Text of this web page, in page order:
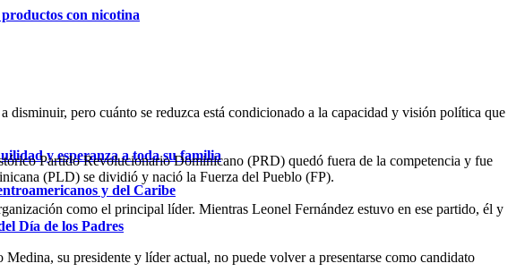
con nicotina
y esperanza a toda su familia
y del Caribe
Día de los Padres
pero cuánto se reduzca está condicionado a la capacidad y visión política que
Partido Revolucionario Dominicano (PRD) quedó fuera de la competencia y fue
(PLD) se dividió y nació la Fuerza del Pueblo (FP).
como el principal líder. Mientras Leonel Fernández estuvo en ese partido, él y
su presidente y líder actual, no puede volver a presentarse como candidato